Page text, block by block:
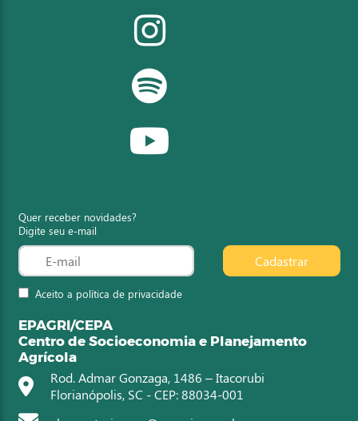
Quer receber novidades?
Digite seu e-mail
Aceito a política de privacidade
Cadastrar
EPAGRI/CEPA
Centro de Socioeconomia e Planejamento
Agrícola
Rod. Admar Gonzaga, 1486 – Itacorubi
Florianópolis, SC - CEP: 88034-001